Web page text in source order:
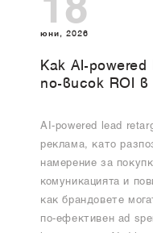
18
юни, 2026
Как AI-
по-висок ROI
AI-powered lead
реклама, като
намерение за
комуникацията и
как брандовете
по-ефективен ad